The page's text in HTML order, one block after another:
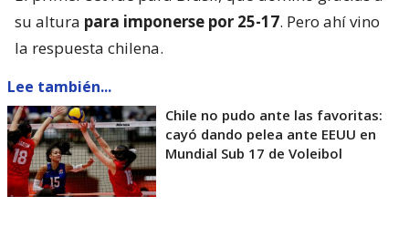
su altura para imponerse por 25-17. Pero ahí vino
la respuesta chilena.
Lee también...
Chile no pudo ante las favoritas:
cayó dando pelea ante EEUU en
Mundial Sub 17 de Voleibol